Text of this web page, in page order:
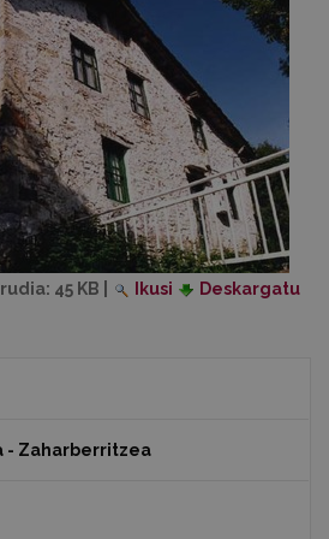
45 KB Ikusi Deskargatu
- Zaharberritzea